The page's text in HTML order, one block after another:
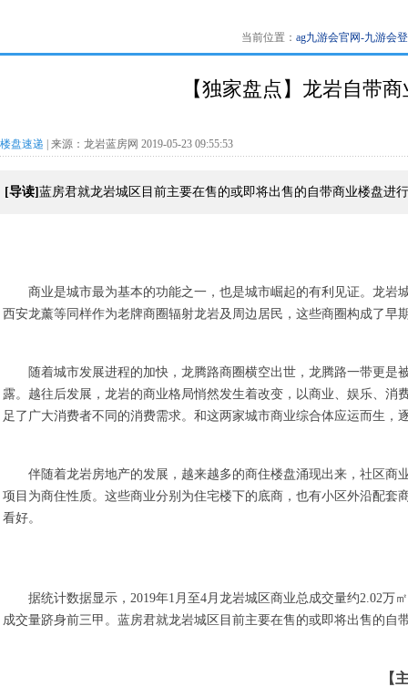
当前位置： ag九游会官网-九游会
【独家盘点】龙岩自带
楼盘速递 | 来源：龙岩蓝房网 2019-05-23 09:55:53
[导读] 蓝房君就龙岩城区目前主要在售的或即将出售的自带商业楼盘进
商业是城市最为基本的功能之一，也是城市崛起的有利见证。龙
西安龙薰等同样作为老牌商圈辐射龙岩及周边居民，这些商圈构成了早
随着城市发展进程的加快，龙腾路商圈横空出世，龙腾路一带更
露。越往后发展，龙岩的商业格局悄然发生着改变，以商业、娱乐、
足了广大消费者不同的消费需求。和这两家城市商业综合体应运而生
伴随着龙岩房地产的发展，越来越多的商住楼盘涌现出来，社区
项目为商住性质。这些商业分别为住宅楼下的底商，也有小区外沿配
看好。
据统计数据显示，2019年1月至4月龙岩城区商业总成交量约2.02万
成交量跻身前三甲。蓝房君就龙岩城区目前主要在售的或即将出售的自
【